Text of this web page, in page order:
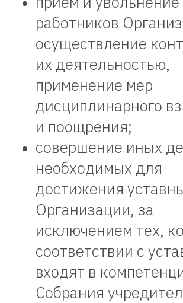
работников
осуществление
их деятельностью,
применение мер
дисциплинарного
и поощрения;
совершение иных
необходимых для
достижения
Организации, за
исключением тех,
соответствии с
входят в
Собрания
Контакты
ООО "Научно-
производственный
"Современные
технологии"
+7-920-703-77-36
Г. Курск, пер. Южный, 14, оф. 2
Г. Курск, ул.Ломакина,17 А, оф.223
График работы: Пн-Пт с 8.00 до
Обед с 12.00 до 13.00